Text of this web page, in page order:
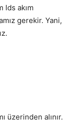
Ids akım
gerekir. Yani,
üzerinden alınır.